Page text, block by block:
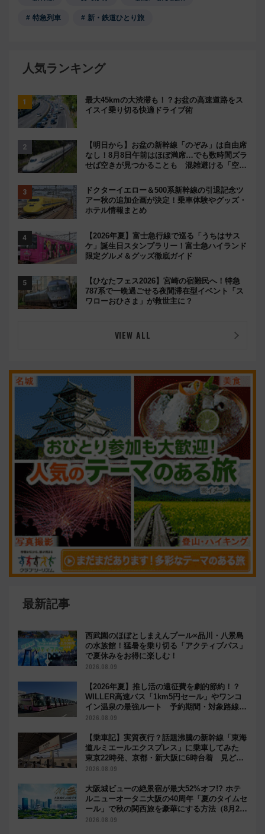
特急列車 新・鉄道ひとり旅
人気ランキング
最大45kmの大渋滞も！？お盆の高速道路をス
イスイ乗り切る快適ドライブ術
【明日から】お盆の新幹線「のぞみ」は自由席
なし！8月8日午前はほぼ満席…でも数時間ズラ
せば空きが見つかることも 混雑避ける「空
ドクターイエロー＆500系新幹線の引退記念ツ
アー秋の追加企画が決定！乗車体験やグッズ・
ホテル情報まとめ
【2026年夏】富士急行線で巡る「うちはサス
ケ」誕生日スタンプラリー！富士急ハイランド
限定グルメ＆グッズ徹底ガイド
【ひなたフェス2026】宮崎の宿難民へ！特急
787系で一晩過ごせる夜間滞在型イベント「ス
ワローおひさま」が救世主に？
VIEW ALL
最新記事
西武園のほぼとしまえんプール×品川・八景島
の水族館！猛暑を乗り切る「アクティブパス」
で夏休みをお得に楽しむ！
2026.08.09
【2026年夏】推し活の遠征費を劇的節約！？
WILLER高速バス「1km5円セール」やワンコ
イン温泉の最強ルート 予約期間・対象路線ま
とめ
2026.08.09
【乗車記】実質夜行？話題沸騰の新幹線「東海
道ルミエールエクスプレス」に乗車してみた
東京22時発、京都・新大阪に6時台着 見どこ
ろは岐阜羽島の素晴らし過ぎる朝
2026.08.09
大阪城ビューの絶景宿が最大52%オフ!? ホテ
ルニューオータニ大阪の40周年「夏のタイムセ
ール」で秋の関西旅を豪華にする方法（8月20
日まで！）
2026.08.09